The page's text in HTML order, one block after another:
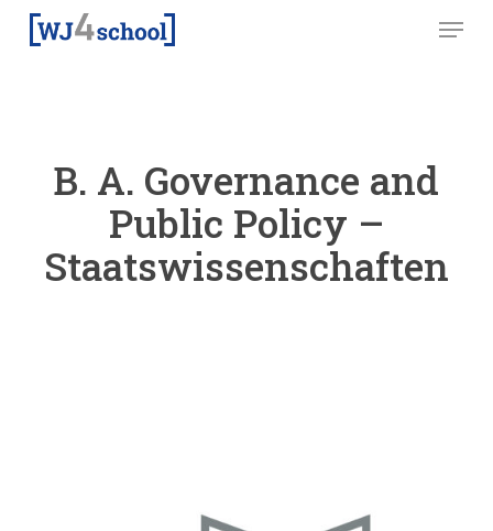
Skip
Menu
B. A. Governance and
Public Policy –
Staatswissenschaften